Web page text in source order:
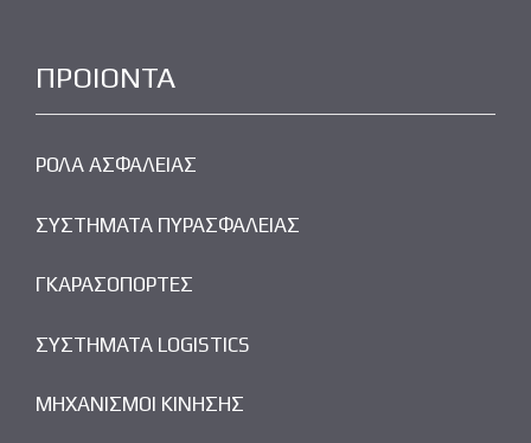
ΠΡΟΙΟΝΤΑ
ΡΟΛΑ ΑΣΦΑΛΕΙΑΣ
ΣΥΣΤΗΜΑΤΑ ΠΥΡΑΣΦΑΛΕΙΑΣ
ΓΚΑΡΑΣΟΠΟΡΤΕΣ
ΣΥΣΤΗΜΑΤΑ LOGISTICS
ΜΗΧΑΝΙΣΜΟΙ ΚΙΝΗΣΗΣ